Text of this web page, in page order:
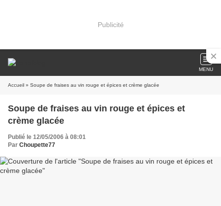
Publicité
MENU
Accueil » Soupe de fraises au vin rouge et épices et crème glacée
Soupe de fraises au vin rouge et épices et
crème glacée
Publié le 12/05/2006 à 08:01
Par Choupette77